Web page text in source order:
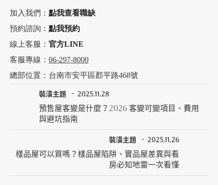
加入我們： 點我查看職缺
預約諮詢： 點我預約
線上客服： 官方LINE
客服專線： 06-297-8000
總部位置：台南市安平區郡平路468號
裝潢主題 2025.11.28
預售屋客變是什麼？2026 客變可變項目、費用
與避坑指南
裝潢主題 2025.11.26
樣品屋可以買嗎？樣品屋陷阱、實品屋差異與看
房必知地雷一次看懂